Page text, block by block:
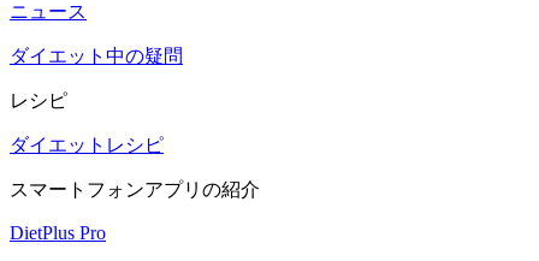
ニュース
ダイエット中の疑問
レシピ
ダイエットレシピ
スマートフォンアプリの紹介
DietPlus Pro